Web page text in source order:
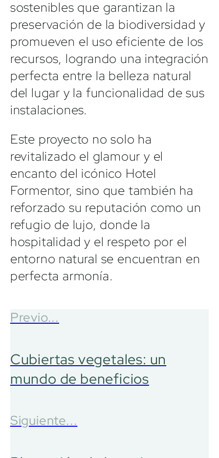
sostenibles que garantizan la
preservación de la biodiversidad y
promueven el uso eficiente de los
recursos, logrando una integración
perfecta entre la belleza natural
del lugar y la funcionalidad de sus
instalaciones.
Este proyecto no solo ha
revitalizado el glamour y el
encanto del icónico Hotel
Formentor, sino que también ha
reforzado su reputación como un
refugio de lujo, donde la
hospitalidad y el respeto por el
entorno natural se encuentran en
perfecta armonía.
Previo...
Cubiertas vegetales: un
mundo de beneficios
Siguiente...